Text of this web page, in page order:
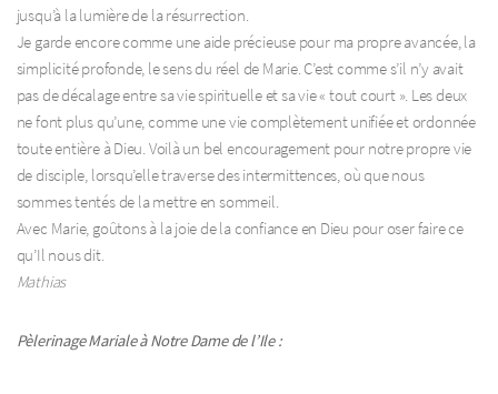
jusqu’à la lumière de la résurrection.
Je garde encore comme une aide précieuse pour ma propre avancée, la
simplicité profonde, le sens du réel de Marie. C’est comme s’il n’y avait
pas de décalage entre sa vie spirituelle et sa vie « tout court ». Les deux
ne font plus qu’une, comme une vie complètement unifiée et ordonnée
toute entière à Dieu. Voilà un bel encouragement pour notre propre vie
de disciple, lorsqu’elle traverse des intermittences, où que nous
sommes tentés de la mettre en sommeil.
Avec Marie, goûtons à la joie de la confiance en Dieu pour oser faire ce
qu’Il nous dit.
Mathias
Pèlerinage Mariale à Notre Dame de l’Ile :